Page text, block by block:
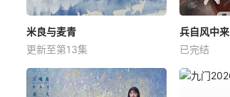
米良与麦青
更新至第13集
兵自风中来
已完结